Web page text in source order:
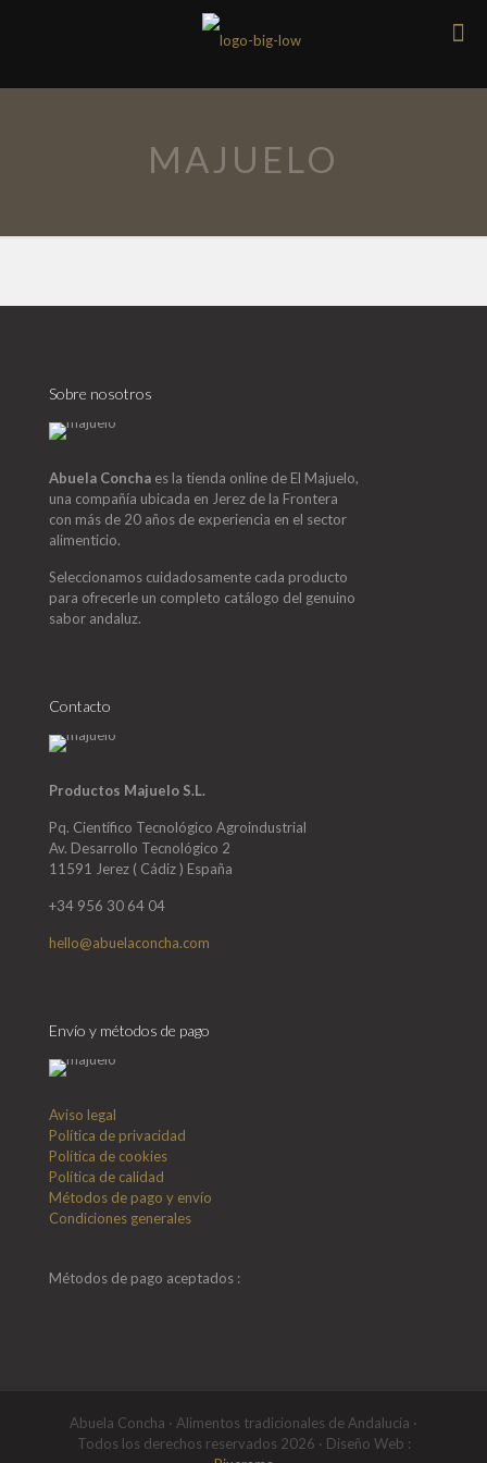
MAJUELO
Sobre nosotros
Abuela Concha es la tienda online de El Majuelo,
una compañía ubicada en Jerez de la Frontera
con más de 20 años de experiencia en el sector
alimenticio.
Seleccionamos cuidadosamente cada producto
para ofrecerle un completo catálogo del genuino
sabor andaluz.
Contacto
Productos Majuelo S.L.
Pq. Científico Tecnológico Agroindustrial
Av. Desarrollo Tecnológico 2
11591 Jerez ( Cádiz ) España
+34 956 30 64 04
hello@abuelaconcha.com
Envío y métodos de pago
Aviso legal
Política de privacidad
Política de cookies
Política de calidad
Métodos de pago y envío
Condiciones generales
Métodos de pago aceptados :
Abuela Concha · Alimentos tradicionales de Andalucía ·
Todos los derechos reservados 2026 · Diseño Web :